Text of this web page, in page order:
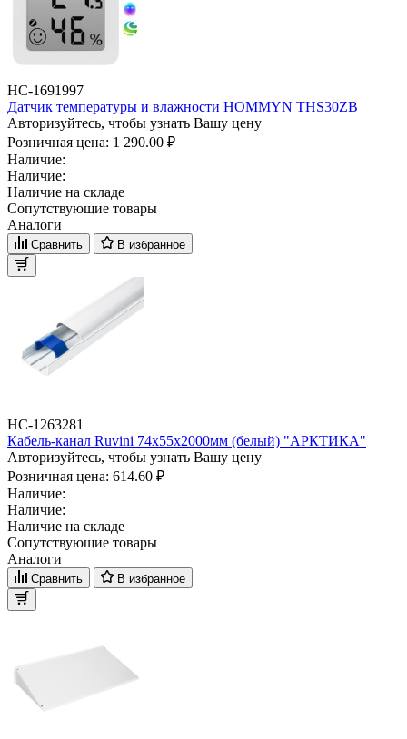
НС-1691997
Датчик температуры и влажности HOMMYN THS30ZB
Авторизуйтесь, чтобы узнать Вашу цену
Розничная цена: 1 290.00 ₽
Наличие:
Наличие:
Наличие на складе
Сопутствующие товары
Аналоги
Сравнить В избранное
НС-1263281
Кабель-канал Ruvini 74х55х2000мм (белый) "АРКТИКА"
Авторизуйтесь, чтобы узнать Вашу цену
Розничная цена: 614.60 ₽
Наличие:
Наличие:
Наличие на складе
Сопутствующие товары
Аналоги
Сравнить В избранное